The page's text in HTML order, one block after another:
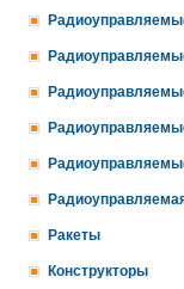
Ракеты
Конструкторы